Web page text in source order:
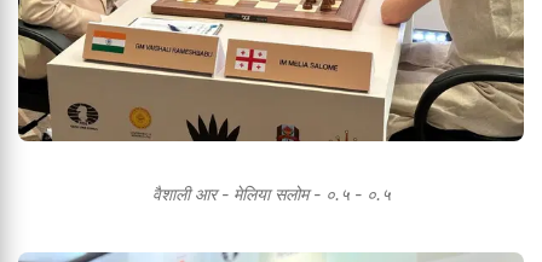
वैशाली आर - मेलिया सलोम - ०.५ - ०.५